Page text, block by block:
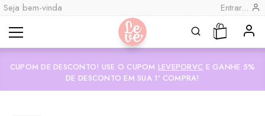
Seja bem-vinda Entrar...
Leve
você"
Lembranças
Variedades
Encadernadas
CUPOM DE DESCONTO! USE O CUPOM LEVEPORVC E GANHE 5%
DE DESCONTO EM SUA 1ª COMPRA!